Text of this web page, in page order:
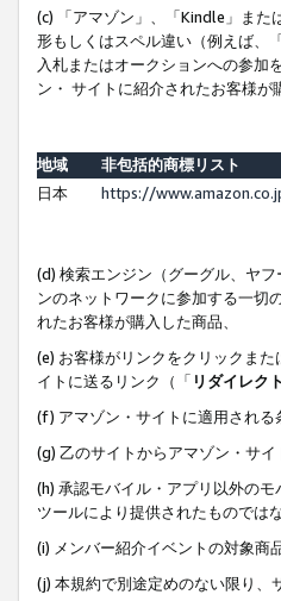
(c) 「アマゾン」、「Kindle」また
形もしくはスペル違い（例えば、
入札またはオークションへの参加
ン・ サイトに紹介されたお客様が
地域
非包括的商標リスト
日本
https://
(d) 検索エンジン（グーグル、ヤ
ンのネットワークに参加する一切
れたお客様が購入した商品、
(e) お客様がリンクをクリックま
イトに送るリンク（「 リダイレク
(f) アマゾン・サイトに適用され
(g) 乙のサイトからアマゾン・サ
(h) 承認モバイル・アプリ以外の
ツールにより提供されたものでは
(i) メンバー紹介イベントの対象商
(j) 本規約で別途定めのない限り、